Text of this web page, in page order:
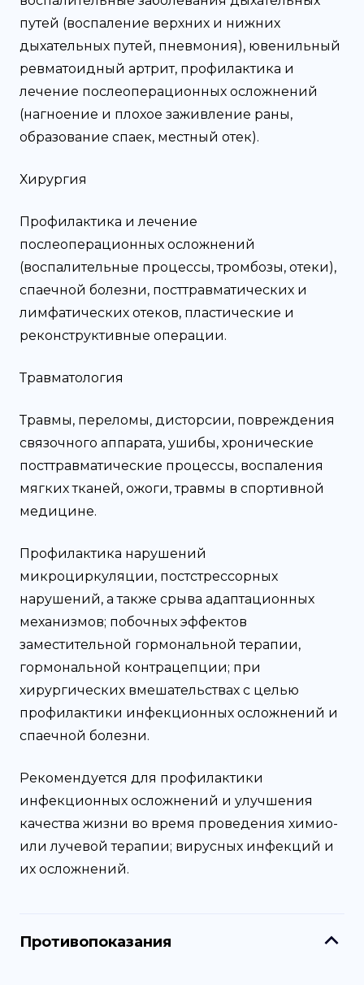
путей (воспаление верхних и нижних
дыхательных путей, пневмония), ювенильный
ревматоидный артрит, профилактика и
лечение послеоперационных осложнений
(нагноение и плохое заживление раны,
образование спаек, местный отек).
Хирургия
Профилактика и лечение
послеоперационных осложнений
(воспалительные процессы, тромбозы, отеки),
спаечной болезни, посттравматических и
лимфатических отеков, пластические и
реконструктивные операции.
Травматология
Травмы, переломы, дисторсии, повреждения
связочного аппарата, ушибы, хронические
посттравматические процессы, воспаления
мягких тканей, ожоги, травмы в спортивной
медицине.
Профилактика нарушений
микроциркуляции, постстрессорных
нарушений, а также срыва адаптационных
механизмов; побочных эффектов
заместительной гормональной терапии,
гормональной контрацепции; при
хирургических вмешательствах с целью
профилактики инфекционных осложнений и
спаечной болезни.
Рекомендуется для профилактики
инфекционных осложнений и улучшения
качества жизни во время проведения химио-
или лучевой терапии; вирусных инфекций и
их осложнений.
Противопоказания